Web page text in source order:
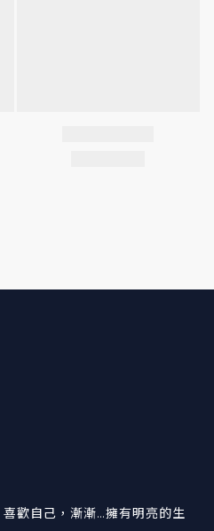
歡自己，漸漸…擁有明亮的生